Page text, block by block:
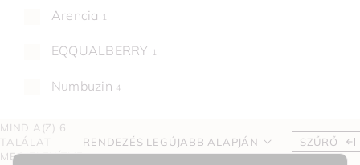
Arencia 1
EQQUALBERRY 1
Numbuzin 4
MIND A(Z) 6
TALÁLAT
MEGJELENÍTVE
RENDEZÉS LEGÚJABB ALAPJÁN SZŰRŐ